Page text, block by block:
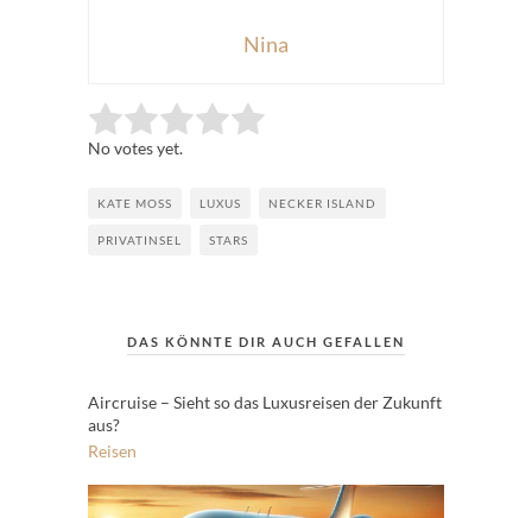
Nina
Rate this item: Submit Rating
No votes yet.
KATE MOSS LUXUS NECKER ISLAND
PRIVATINSEL STARS
DAS KÖNNTE DIR AUCH GEFALLEN
Aircruise – Sieht so das Luxusreisen der Zukunft
aus?
Reisen